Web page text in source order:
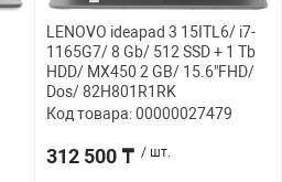
LENOVO ideapad 3 15ITL6/ i7-
1165G7/ 8 Gb/ 512 SSD + 1 Tb
HDD/ MX450 2 GB/ 15.6"FHD/
Dos/ 82H801R1RK
Код товара: 00000027479
312 500 ₸ / шт.